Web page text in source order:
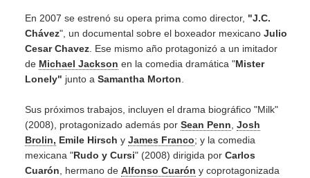
En 2007 se estrenó su opera prima como director, "J.C.
Chávez", un documental sobre el boxeador mexicano Julio
Cesar Chavez . Ese mismo año protagonizó a un imitador
de Michael Jackson en la comedia dramática "Mister
Lonely" junto a Samantha Morton
Sus próximos trabajos, incluyen el drama biográfico "Milk"
(2008), protagonizado además por Sean Penn Josh
Brolin, Emile Hirsch y James Franco; y la comedia
mexicana "Rudo y Cursi" (2008) dirigida por Carlos
Cuarón , hermano de Alfonso Cuarón y coprotagonizada